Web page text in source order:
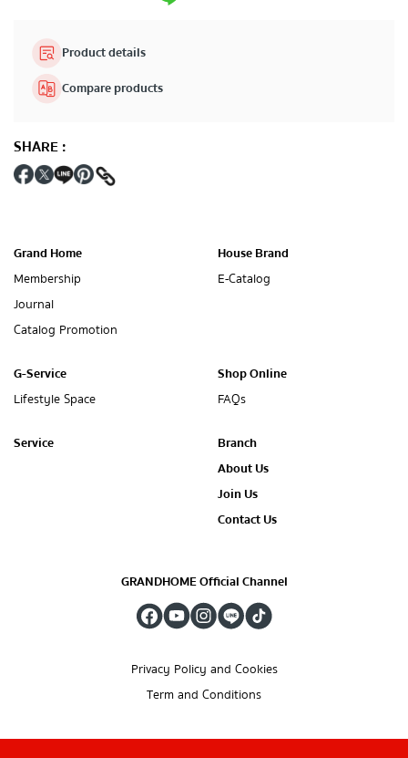
Product details
Compare products
SHARE:
Grand Home
Membership
Journal
Catalog Promotion
House Brand
E-Catalog
G-Service
Lifestyle Space
Shop Online
FAQs
Service
Branch
About Us
Join Us
Contact Us
GRANDHOME Official Channel
Privacy Policy and Cookies
Term and Conditions